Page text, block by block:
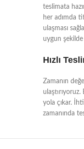
teslimata
her adımda
ulaşması
uygun
Hızlı
Zamanın
yola çıkar.
zamanında